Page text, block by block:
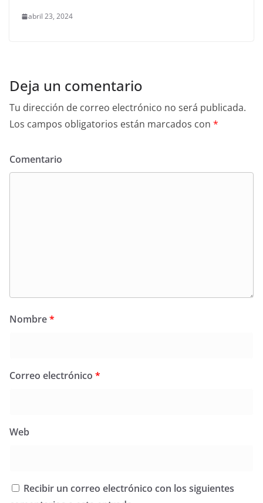
abril 23, 2024
Deja un comentario
Tu dirección de correo electrónico no será publicada.
Los campos obligatorios están marcados con *
Comentario
Nombre*
Correo electrónico *
Web
Recibir un correo electrónico con los siguientes